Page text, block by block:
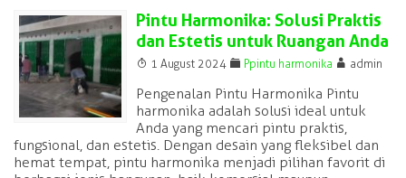
Pintu Harmonika: Solusi Praktis
dan Estetis untuk Ruangan Anda
T 1 August 2024 F Ppintu harmonika A admin
Pengenalan Pintu Harmonika Pintu
harmonika adalah solusi ideal untuk
Anda yang mencari pintu praktis,
fungsional, dan estetis. Dengan desain yang fleksibel dan
hemat tempat, pintu harmonika menjadi pilihan favorit di